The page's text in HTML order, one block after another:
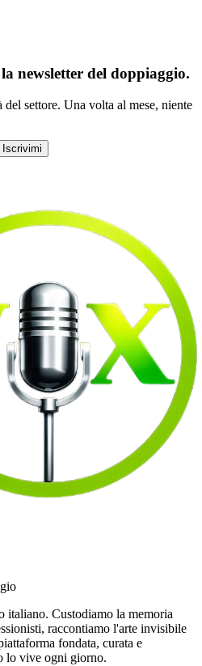
newsletter del doppiaggio.
settore. Una volta al mese, niente
Iscrivimi
italiano. Custodiamo la memoria
raccontiamo l'arte invisibile
fondata, curata e
lo vive ogni giorno.